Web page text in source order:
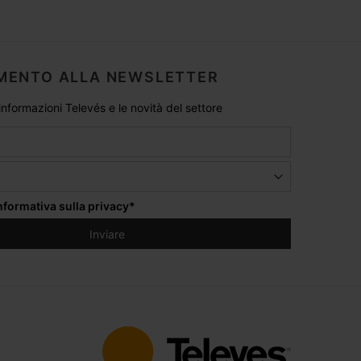
ALLA NEWSLETTER
Televés e le novità del settore
sulla privacy*